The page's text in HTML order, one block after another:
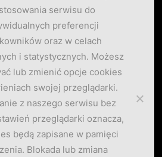
serwisu do
preferencji
oraz w celach
i statystycznych. Możesz
lub zmienić opcje cookies
swojej przeglądarki.
z naszego serwisu bez
przeglądarki oznacza,
będą zapisane w pamięci
Blokada lub zmiana